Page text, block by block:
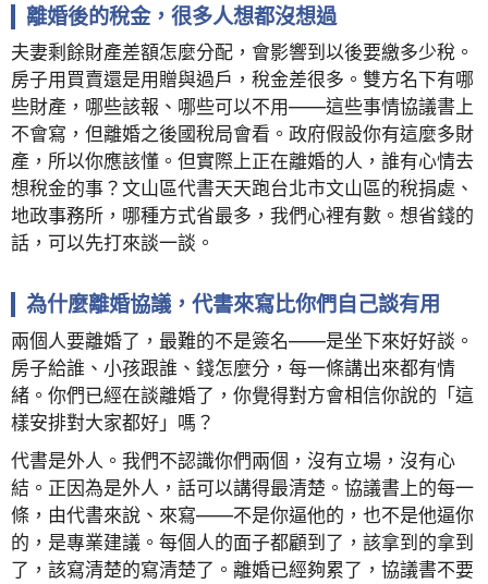
離婚後的稅金，很多人想都沒想過
夫妻剩餘財產差額怎麼分配，會影響到以後要繳多少稅。
房子用買賣還是用贈與過戶，稅金差很多。雙方名下有哪
些財產，哪些該報、哪些可以不用——這些事情協議書上
不會寫，但離婚之後國稅局會看。政府假設你有這麼多財
產，所以你應該懂。但實際上正在離婚的人，誰有心情去
想稅金的事？文山區代書天天跑台北市文山區的稅捐處、
地政事務所，哪種方式省最多，我們心裡有數。想省錢的
話，可以先打來談一談。
為什麼離婚協議，代書來寫比你們自己談有用
兩個人要離婚了，最難的不是簽名——是坐下來好好談。
房子給誰、小孩跟誰、錢怎麼分，每一條講出來都有情
緒。你們已經在談離婚了，你覺得對方會相信你說的「這
樣安排對大家都好」嗎？
代書是外人。我們不認識你們兩個，沒有立場，沒有心
結。正因為是外人，話可以講得最清楚。協議書上的每一
條，由代書來說、來寫——不是你逼他的，也不是他逼你
的，是專業建議。每個人的面子都顧到了，該拿到的拿到
了，該寫清楚的寫清楚了。離婚已經夠累了，協議書不要